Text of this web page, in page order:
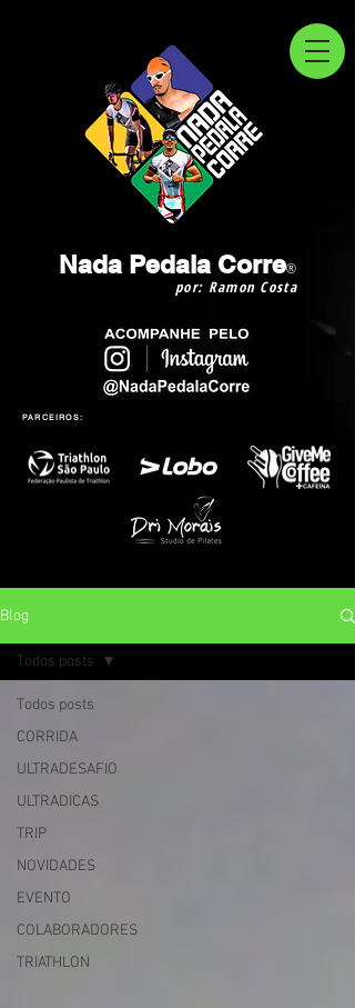
Nada Pedala Corre®
por: Ramon Costa
PARCEIROS:
Blog
Todos posts
CORRIDA
ULTRADESAFIO
ULTRADICAS
TRIP
NOVIDADES
EVENTO
COLABORADORES
TRIATHLON
Todos posts